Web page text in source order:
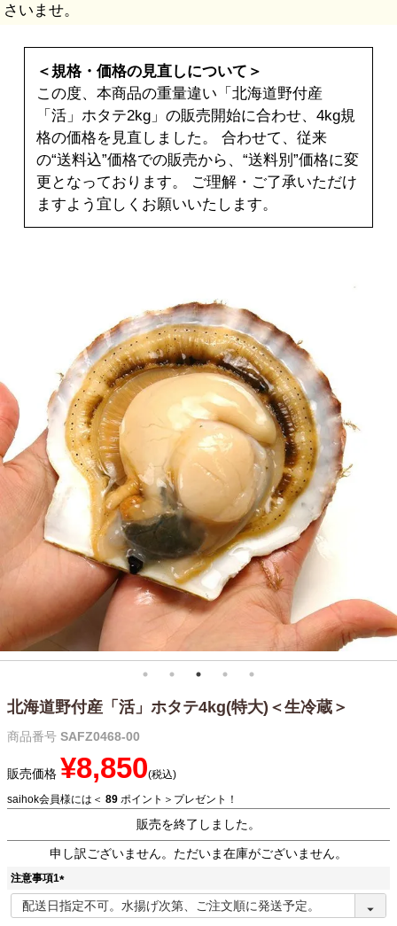
さいませ。
＜規格・価格の見直しについて＞
この度、本商品の重量違い「北海道野付産
「活」ホタテ2kg」の販売開始に合わせ、4kg規
格の価格を見直しました。 合わせて、従来
の“送料込”価格での販売から、“送料別”価格に変
更となっております。 ご理解・ご了承いただけ
ますよう宜しくお願いいたします。
北海道野付産「活」ホタテ4kg(特大)＜生冷蔵＞
商品番号 SAFZ0468-00
販売価格 ¥8,850 税込
saihok会員様には＜ 89 ポイント＞プレゼント！
販売を終了しました。
申し訳ございません。ただいま在庫がございません。
注意事項1
(
必